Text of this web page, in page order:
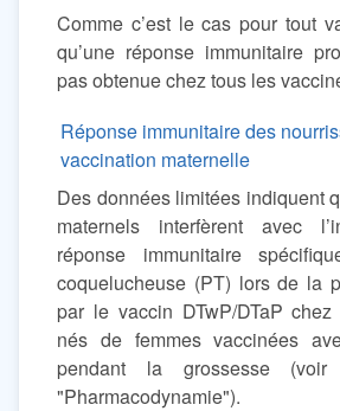
Comme c’est le cas pour tout
qu’une réponse immunitaire
pas obtenue chez tous les
Réponse immunitaire des
vaccination maternelle
Des données limitées indiquent
maternels interfèrent avec
réponse immunitaire
coquelucheuse (PT) lors de la
par le vaccin DTwP/DTaP
nés de femmes vaccinées
pendant la grossesse
"Pharmacodynamie").